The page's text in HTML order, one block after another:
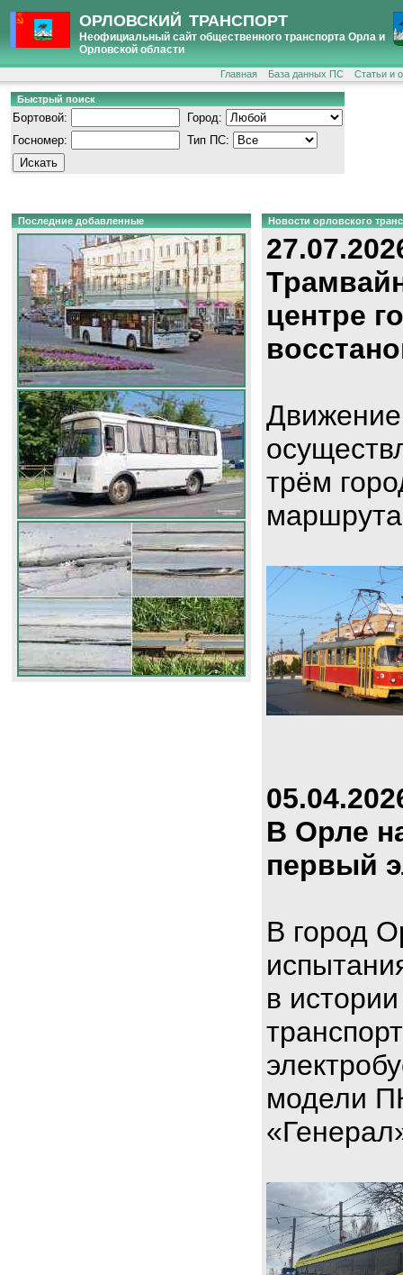
ОРЛОВСКИЙ ТРАНСПОРТ
Неофициальный сайт общественного транспорта Орла и
Орловской области
Главная База данных ПС Статьи и
Быстрый поиск
Бортовой:
Город:
Госномер:
Тип ПС:
Последние добавленные Новости орловского
центре
Движение
трём
В Орле
первый
В город
в
модели